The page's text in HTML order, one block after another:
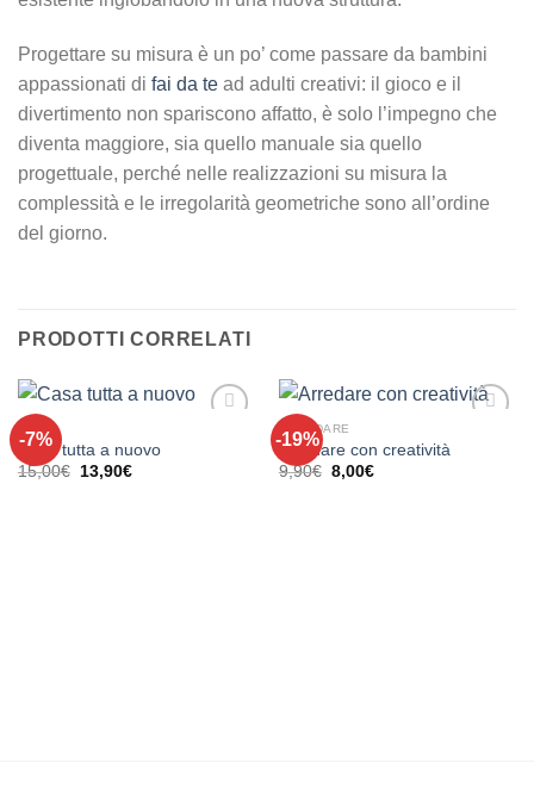
Progettare su misura è un po’ come passare da bambini
appassionati di fai da te ad adulti creativi: il gioco e il
divertimento non spariscono affatto, è solo l’impegno che
diventa maggiore, sia quello manuale sia quello
progettuale, perché nelle realizzazioni su misura la
complessità e le irregolarità geometriche sono all’ordine
del giorno.
PRODOTTI CORRELATI
-7%
Casa tutta a nuovo
15,00€
Il
13,90€Il
-19%
alla lista
ARREDARE
Arredare con creatività
9,90€ Il
8,00€Il